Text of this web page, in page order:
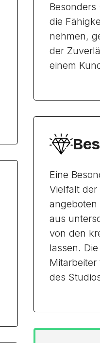
die
nehmen,
der
einem
Eine
Vielfalt der
aus
von den
lassen.
des